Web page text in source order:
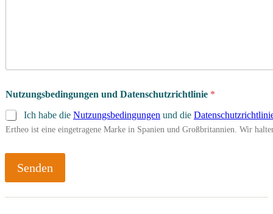
i
n
V
o
n
Nutzungsbedingungen und Datenschutzrichtlinie *
Ich habe die Nutzungsbedingungen und die
Ertheo ist eine eingetragene Marke in Spanien und Großbritannien. Wir
Senden